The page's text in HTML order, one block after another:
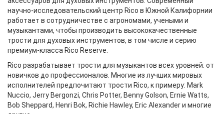
научно-исследовательский центр Rico в Южной Калифорнии
работает в сотрудничестве с агрономами, учеными и
музыкантами, чтобы производить высококачественные
трости для духовых инструментов, в том числе и серию
премиум-класса Rico Reserve.
Rico разрабатывает трости для музыкантов всех уровней: от
новичков до профессионалов. Многие из лучших мировых
исполнителей предпочитают трости Rico, к примеру: Mark
Nuccio, Jerry Bergonzi, Chris Potter, Benny Golson, Ernie Watts,
Bob Sheppard, Henri Bok, Richie Hawley, Eric Alexander и многие